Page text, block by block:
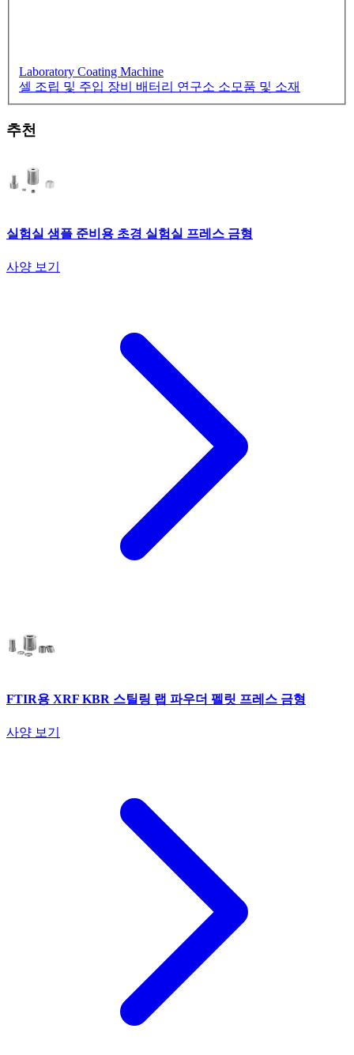
Laboratory Coating Machine
셀 조립 및 주입 장비 배터리 연구소 소모품 및 소재
추천
실험실 샘플 준비용 초경 실험실 프레스 금형
사양 보기
FTIR용 XRF KBR 스틸링 랩 파우더 펠릿 프레스 금형
사양 보기